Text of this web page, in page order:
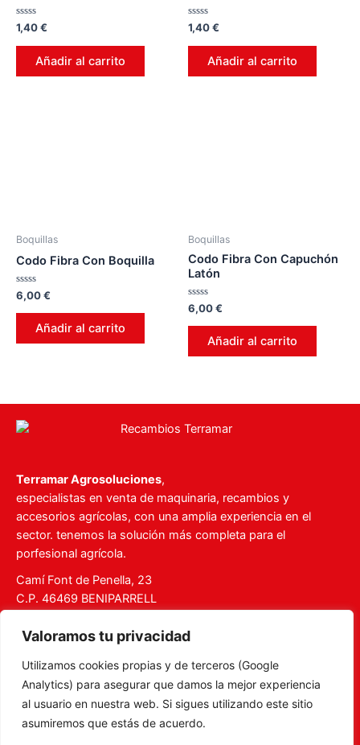
Valoramos tu privacidad
Utilizamos cookies propias y de terceros (Google
Analytics) para asegurar que damos la mejor experiencia
al usuario en nuestra web. Si sigues utilizando este sitio
asumiremos que estás de acuerdo.
Valorado
en
0
1,40€
Añadir al carrito
Valorado
en
0
1,40€
Añadir al carrito
Boquillas
Codo Fibra Con Boquilla
Valorado
en
0
6,00€
Añadir al carrito
Boquillas
Codo Fibra Con Capuchón
Latón
Valorado
en
0
6,00€
Añadir al carrito
Terramar Agrosoluciones,
especialistas en venta de maquinaria, recambios y
accesorios agrícolas, con una amplia experiencia en el
sector. tenemos la solución más completa para el
porfesional agrícola.
Camí Font de Penella, 23
C.P. 46469 BENIPARRELL
ventas@recambiosterramar.com
Mi Cuenta
Carrito
Aviso legal